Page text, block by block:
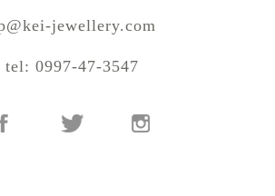
jewellery.com
tel: 0997-47-3547